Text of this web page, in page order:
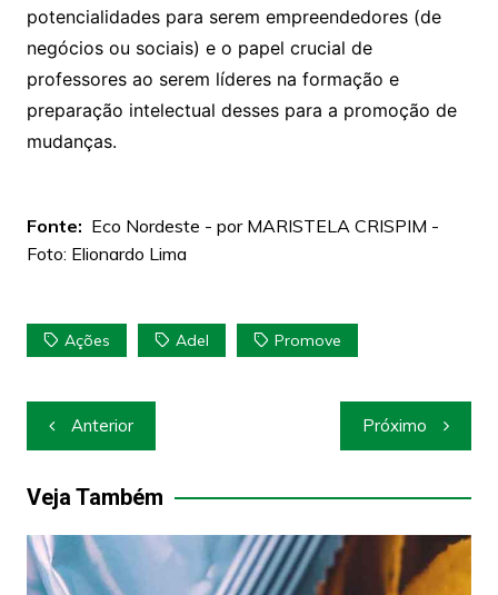
potencialidades para serem empreendedores (de
negócios ou sociais) e o papel crucial de
professores ao serem líderes na formação e
preparação intelectual desses para a promoção de
mudanças.
Fonte: Eco Nordeste - por MARISTELA CRISPIM -
Foto: Elionardo Lima
Ações Adel Promove
Navegação
de
Post
Anterior Próximo
Veja Também